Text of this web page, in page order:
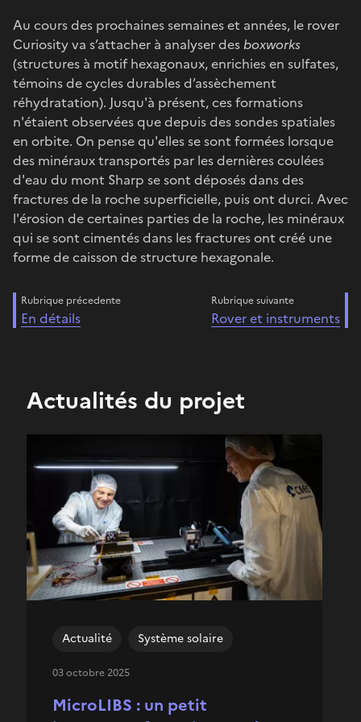
Au cours des prochaines semaines et années, le rover
Curiosity va s’attacher à analyser desboxworks
(structures à motif hexagonaux, enrichies en sulfates,
témoins de cycles durables d’assèchement
réhydratation). Jusqu'à présent, ces formations
n'étaient observées que depuis des sondes spatiales
en orbite. On pense qu'elles se sont formées lorsque
des minéraux transportés par les dernières coulées
d'eau du mont Sharp se sont déposés dans des
fractures de la roche superficielle, puis ont durci. Avec
l'érosion de certaines parties de la roche, les minéraux
qui se sont cimentés dans les fractures ont créé une
forme de caisson de structure hexagonale.
Rubrique précedente
En détails
Rubrique suivante
Rover et instruments
Actualités du projet
MicroLIBS : un petit
Actualité Système solaire
03 octobre 2025